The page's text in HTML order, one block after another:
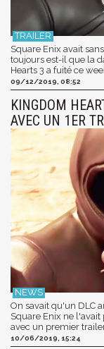
Square Enix avait
toujours est-il que la
Hearts 3 a fuité ce
09/12/2019, 08:52
KINGDOM
AVEC UN 1ER
On savait qu'un DLC
Square Enix ne l'avait
avec un premier
10/06/2019, 15:24